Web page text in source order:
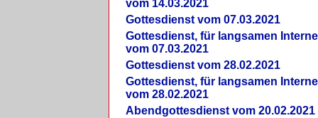
vom 14.03.2021
Gottesdienst vom 07.03.2021
Gottesdienst, für langsamen
vom 07.03.2021
Gottesdienst vom 28.02.2021
Gottesdienst, für langsamen
vom 28.02.2021
Abendgottesdienst vom 20.02.2021